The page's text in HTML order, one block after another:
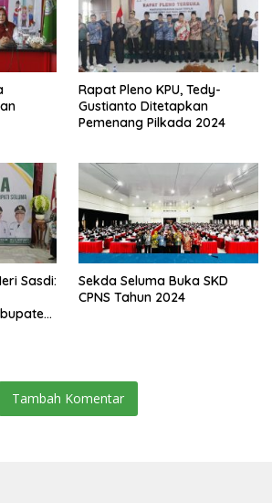
Rapat Pleno KPU, Tedy-
Gustianto Ditetapkan
Pemenang Pilkada 2024
Sasdi:
Sekda Seluma Buka SKD
CPNS Tahun 2024
Tambah Komentar